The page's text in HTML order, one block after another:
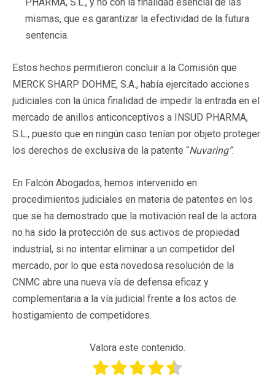
mismas, que es garantizar la efectividad de la futura
sentencia.
Estos hechos permitieron concluir a la Comisión que
MERCK SHARP DOHME, S.A., había ejercitado acciones
judiciales con la única finalidad de impedir la entrada en el
mercado de anillos anticonceptivos a INSUD PHARMA,
S.L., puesto que en ningún caso tenían por objeto proteger
los derechos de exclusiva de la patente “Nuvaring”.
En Falcón Abogados, hemos intervenido en
procedimientos judiciales en materia de patentes en los
que se ha demostrado que la motivación real de la actora
no ha sido la protección de sus activos de propiedad
industrial, si no intentar eliminar a un competidor del
mercado, por lo que esta novedosa resolución de la
CNMC abre una nueva vía de defensa eficaz y
complementaria a la vía judicial frente a los actos de
hostigamiento de competidores.
Valora este contenido.